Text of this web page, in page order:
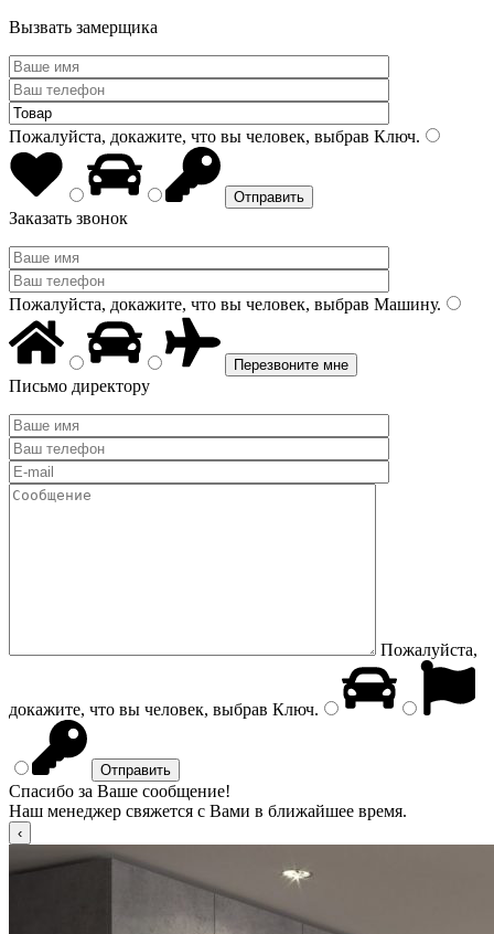
Вызвать замерщика
Пожалуйста, докажите, что вы человек, выбрав Ключ.
Заказать звонок
Пожалуйста, докажите, что вы человек, выбрав Машину.
Письмо директору
Пожалуйста,
докажите, что вы человек, выбрав Ключ.
Спасибо за Ваше сообщение!
Наш менеджер свяжется с Вами в ближайшее время.